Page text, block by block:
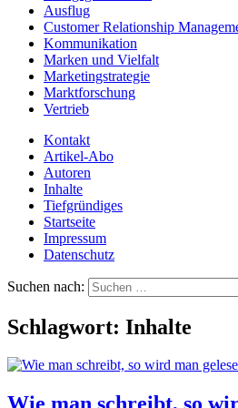
Ausflug
Customer Relationship
Kommunikation
Marken und Vielfalt
Marketingstrategie
Marktforschung
Vertrieb
Kontakt
Artikel-Abo
Autoren
Inhalte
Tiefgründiges
Startseite
Impressum
Datenschutz
Suchen nach:
Schlagwort: Inhalte